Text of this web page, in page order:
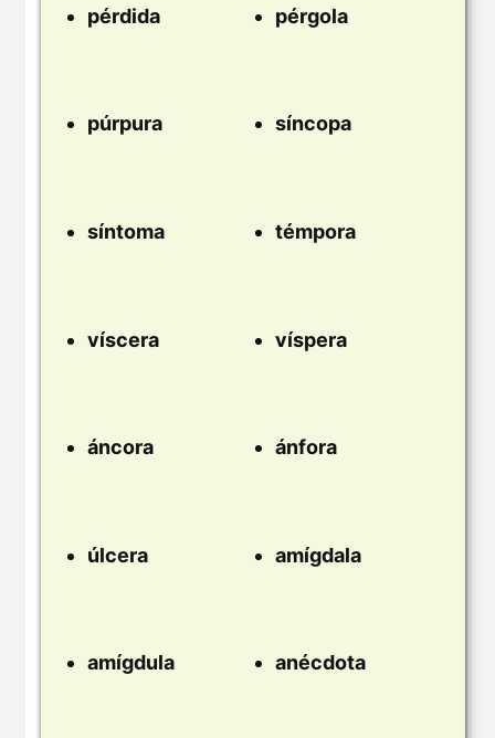
pérdida pérgola
púrpura síncopa
síntoma témpora
víscera víspera
áncora ánfora
úlcera amígdala
amígdula anécdota